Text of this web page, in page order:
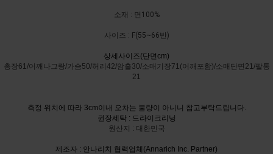
소재 : 면100%
사이즈 : F(55~66반)
상세사이즈(단면cm)
총장61/어깨나그랑/가슴50/허리42/암홀30/소매기장71(어깨포함)/소매단면21/팔통
21
측정 위치에 따라 3cm이내 오차는 불량이 아니니 참고부탁드립니다.
권장세탁 : 드라이크리닝
원산지 : 대한민국
제조자 : 안나리치 협력업체(Annarich Inc. Partner)